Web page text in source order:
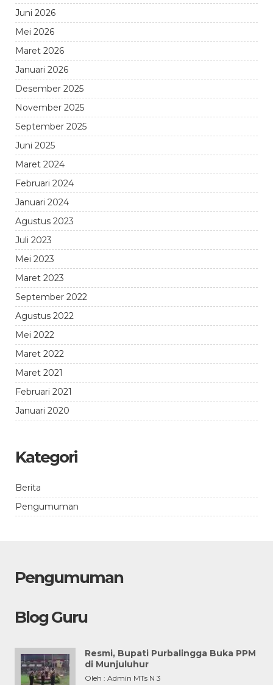
Juni 2026
Mei 2026
Maret 2026
Januari 2026
Desember 2025
November 2025
September 2025
Juni 2025
Maret 2024
Februari 2024
Januari 2024
Agustus 2023
Juli 2023
Mei 2023
Maret 2023
September 2022
Agustus 2022
Mei 2022
Maret 2022
Maret 2021
Februari 2021
Januari 2020
Kategori
Berita
Pengumuman
Pengumuman
Blog Guru
Resmi, Bupati Purbalingga Buka PPM
di Munjuluhur
Oleh : Admin MTs N 3